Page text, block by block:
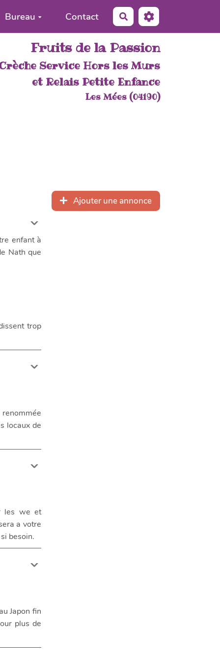
Bureau Contact Rechercher
Fruits de la Passion
Service Hors les Murs
et Relais Petite Enfance
Les Mées (04190)
Ajouter une annonce
enfant à
Nath que
trop
locaux de
les we et
a votre
besoin.
Japon fin
plus de